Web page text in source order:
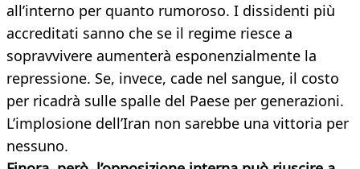
all’interno per quanto rumoroso. I dissidenti più
accreditati sanno che se il regime riesce a
sopravvivere aumenterà esponenzialmente la
repressione. Se, invece, cade nel sangue, il costo
per ricadrà sulle spalle del Paese per generazioni.
L’implosione dell’Iran non sarebbe una vittoria per
nessuno.